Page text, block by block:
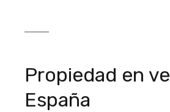
Propiedad en
España